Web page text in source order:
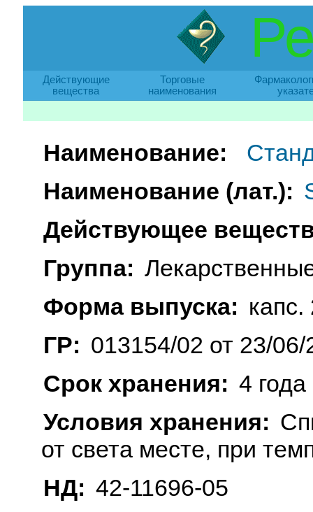
Действующие
вещества
Торговые
наименования
Наименование:
Наименование (лат.):
Действующее
Группа:
Форма выпуска: капс.
ГР: 013154/02 от 23/
Срок хранения: 4 года
Условия хранения:
от света месте, при
НД: 42-11696-05